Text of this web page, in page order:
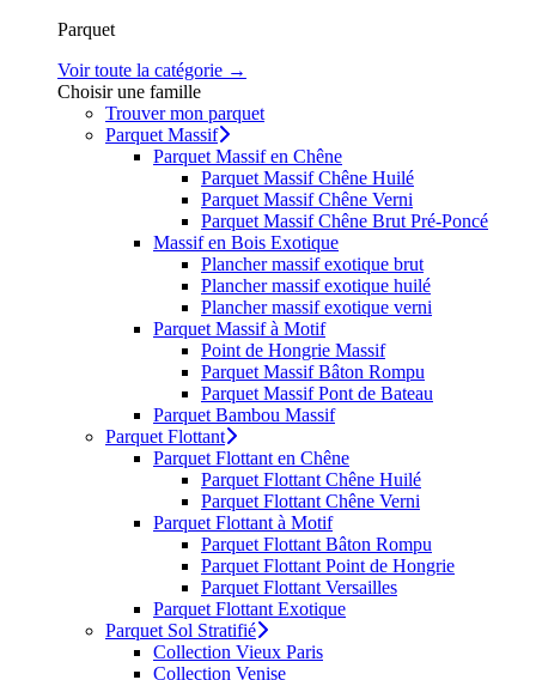
Parquet
Voir toute la catégorie →
Choisir une famille
Trouver mon parquet
Parquet Massif
Parquet Massif en Chêne
Parquet Massif Chêne Huilé
Parquet Massif Chêne Verni
Parquet Massif Chêne Brut Pré-Poncé
Massif en Bois Exotique
Plancher massif exotique brut
Plancher massif exotique huilé
Plancher massif exotique verni
Parquet Massif à Motif
Point de Hongrie Massif
Parquet Massif Bâton Rompu
Parquet Massif Pont de Bateau
Parquet Bambou Massif
Parquet Flottant
Parquet Flottant en Chêne
Parquet Flottant Chêne Huilé
Parquet Flottant Chêne Verni
Parquet Flottant à Motif
Parquet Flottant Bâton Rompu
Parquet Flottant Point de Hongrie
Parquet Flottant Versailles
Parquet Flottant Exotique
Parquet Sol Stratifié
Collection Vieux Paris
Collection Venise